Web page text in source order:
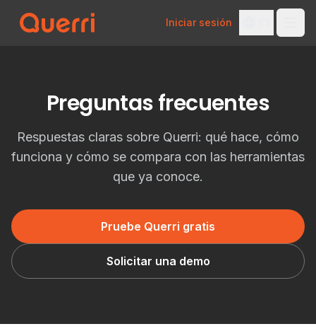
Iniciar sesión
Preguntas frecuentes
Respuestas claras sobre Querri: qué hace, cómo
funciona y cómo se compara con las herramientas
que ya conoce.
Pruebe Querri gratis
Solicitar una demo